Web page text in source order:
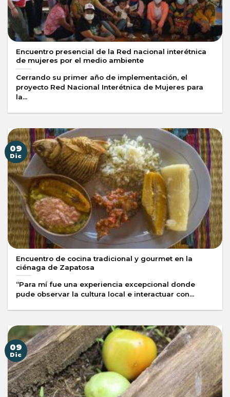
Encuentro presencial de la Red nacional interétnica
de mujeres por el medio ambiente
Cerrando su primer año de implementación, el
proyecto Red Nacional Interétnica de Mujeres para
la...
Encuentro de cocina tradicional y gourmet en la
ciénaga de Zapatosa
“Para mí fue una experiencia excepcional donde
pude observar la cultura local e interactuar con...
09
Dic
09
Dic